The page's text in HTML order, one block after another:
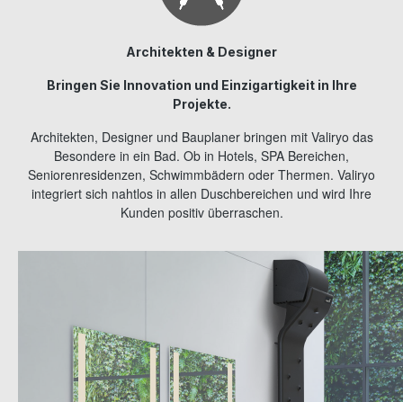
Architekten & Designer
Bringen Sie Innovation und Einzigartigkeit in Ihre
Projekte.
Architekten, Designer und Bauplaner bringen mit Valiryo das
Besondere in ein Bad. Ob in Hotels, SPA Bereichen,
Seniorenresidenzen, Schwimmbädern oder Thermen. Valiryo
integriert sich nahtlos in allen Duschbereichen und wird Ihre
Kunden positiv überraschen.